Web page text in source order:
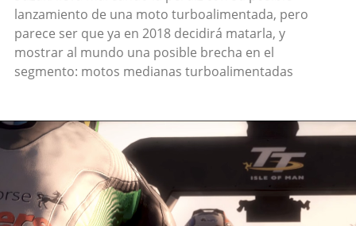
lanzamiento de una moto turboalimentada, pero
parece ser que ya en 2018 decidirá matarla, y
mostrar al mundo una posible brecha en el
segmento: motos medianas turboalimentadas